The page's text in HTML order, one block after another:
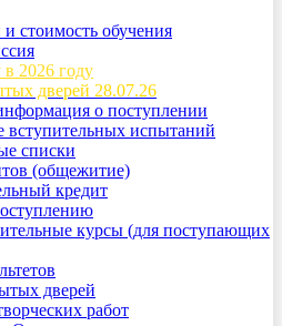
стоимость обучения
2026 году
дверей 28.07.26
о поступлении
вступительных испытаний
списки
(общежитие)
кредит
курсы (для поступающих
дверей
работ